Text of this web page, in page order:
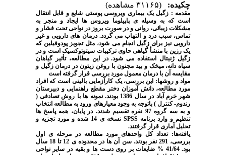
چکیده: (۳۱۱۶۵ مشاهده)
مقدمه : زگیل یک بیماری ویروسی پوستی شایع و قابل انتقال
است که به وسیله ی پاپیلوما ویروس ها ایجاد و منجر به
مشکلات زیبائی، روانی و در صورت بروز در نواحی تحت فشار و
تماس، سبب درد و التهاب می گردد. درمان های دارویی و غیر
دارویی نیز برای زگیل انجام می شود، مثل تجویز پودوفیلین که
یک رزین با منشأ گیاهی حاوی ترکیبات سیتوتوکسیک است و در
زگیل ژنیتال استفاده می شود. در این مطالعه، تأثیر گیاهان
سیاه دانه، میخک و بید مجنون با روغن زیتون در درمان زگیل و
مقایسه آن با درمان معمول مورد بررسی قرار گرفته است
مواد و روشها: این بررسی، یک کارآزمایی بالینی است که افراد
مورد مطالعه، دانش آموزان دختر مقطع راهنمایی و دبیرستان
شهر خرم آباد در سال 1386 بودند. نمونه ها با روش تصادفی (
رندوم- کنترل ) باتوجه به وجود معیارهای ورود به مطالعه انتخاب
و به سه گروه 97 نفره تقسیم شدند. در پایان، همه پاسخ ها
تنظیم و وارد برنامهSPSS
نسخه ی 14 شده و مورد تجزیه و
تحلیل آماری قرار گرفتند.
یافته‌ها:تعداد کل واحدهای مورد مطالعه در مرحله ی اول
بررسی، 291 نفر بودند. سن آن ها در محدوده ی 12 تا 18 سال
بود. 41/64 % ضایعات بر روی دست ها و بقیه در سایر نواحی